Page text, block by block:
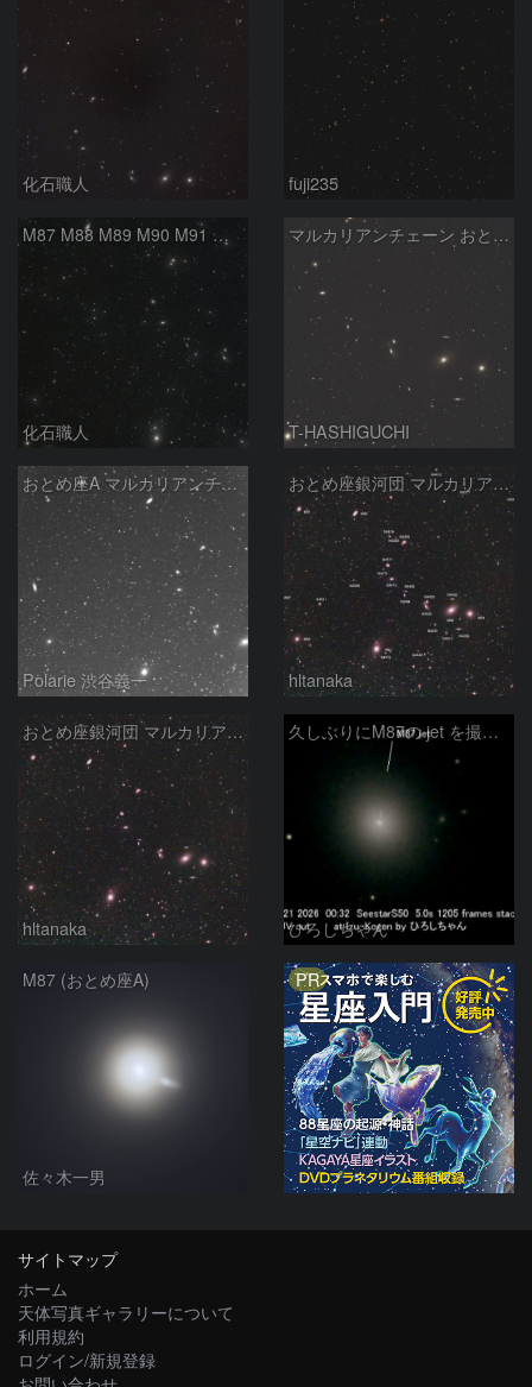
化石職人 fuji235
M87 M88 M89 M90 M91 マルカリアンの銀河鎖 おとめ座 かみのけ座
化石職人
マルカリアンチェーン おとめ座銀河団 2026/05/13
T-HASHIGUCHI
おとめ座A マルカリアンチェーン
Polarie 渋谷義一
おとめ座銀河団 マルカリアンチェーン (2)
hltanaka
おとめ座銀河団 マルカリアンチェーン
hltanaka
久しぶりにM87の jet を撮ってみました
ひろしちゃん
M87 (おとめ座A)
佐々木一男
PR
サイトマップ
ホーム
天体写真ギャラリーについて
利用規約
ログイン/新規登録